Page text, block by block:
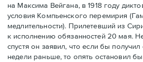
на Максима Вейгана, в 1918 году
условия Компьенского перемирия
медлительности). Прилетевший из
к исполнению обязанностей 20 мая.
спустя oн заявил, что если бы получил
недели раньше, то опять остановил